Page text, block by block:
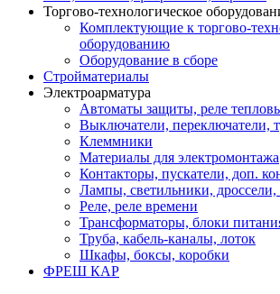
Торгово-технологическое
Комплектующие к торгово-
оборудованию
Оборудование в сборе
Стройматериалы
Электроарматура
Автоматы защиты, реле
Выключатели, переключатели,
Клеммники
Материалы для электромонтажа
Контакторы, пускатели, доп.
Лампы, светильники, дроссели,
Реле, реле времени
Трансформаторы, блоки
Труба, кабель-каналы, лоток
Шкафы, боксы, коробки
ФРЕШ КАР